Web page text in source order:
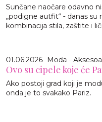
Sunčane naočare odavno
„podigne autfit“ - danas
kombinacija stila, zaštite i
01.06.2026 Moda -
Ovo su cipele koje će
Ako postoji grad koji je
onda je to svakako Pariz.